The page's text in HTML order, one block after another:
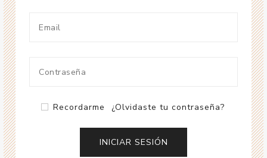
Recordarme ¿Olvidaste tu contraseña?